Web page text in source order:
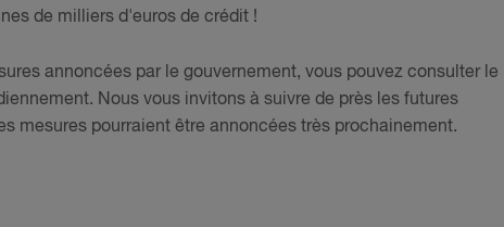
de milliers d'euros de crédit !
annoncées par le gouvernement, vous pouvez consulter le
Nous vous invitons à suivre de près les futures
mesures pourraient être annoncées très prochainement.